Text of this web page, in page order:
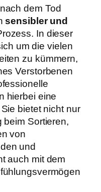
dem Tod
sensibler und
In dieser
um die vielen
zu kümmern,
Verstorbenen
hierbei eine
bietet nicht nur
beim Sortieren,
von
und
auch mit dem